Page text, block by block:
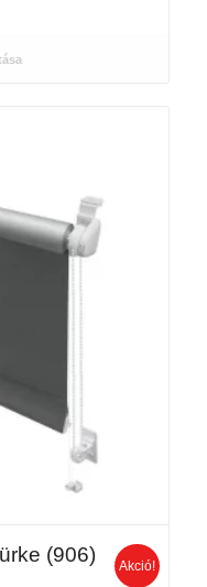
(906) Akció!